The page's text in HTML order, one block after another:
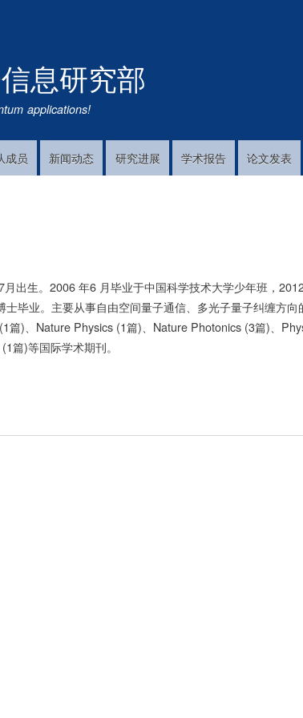
息研究部
applications!
成员 新闻动态 研究进展 学术报告 论文发表
出生。2006 年6 月毕业于中国科学技术大学少年班，
士毕业。主要从事自由空间量子通信、多光子量子纠缠方
篇)、Nature Physics (1篇)、Nature Photonics (3篇)、
篇)等国际学术期刊。